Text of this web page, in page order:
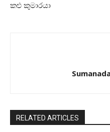
කළු කුමාරයා
RELATED ARTICLES